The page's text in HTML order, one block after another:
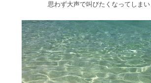
思わず大声で叫びたくなってしま